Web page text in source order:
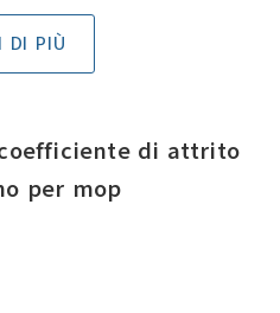
DI PIÙ
coefficiente di attrito
per mop